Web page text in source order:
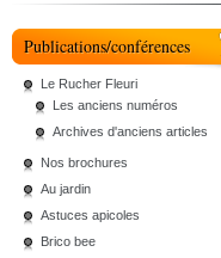
Publications/conférences
Le Rucher Fleuri
Les anciens numéros
Archives d'anciens articles
Nos brochures
Au jardin
Astuces apicoles
Brico bee